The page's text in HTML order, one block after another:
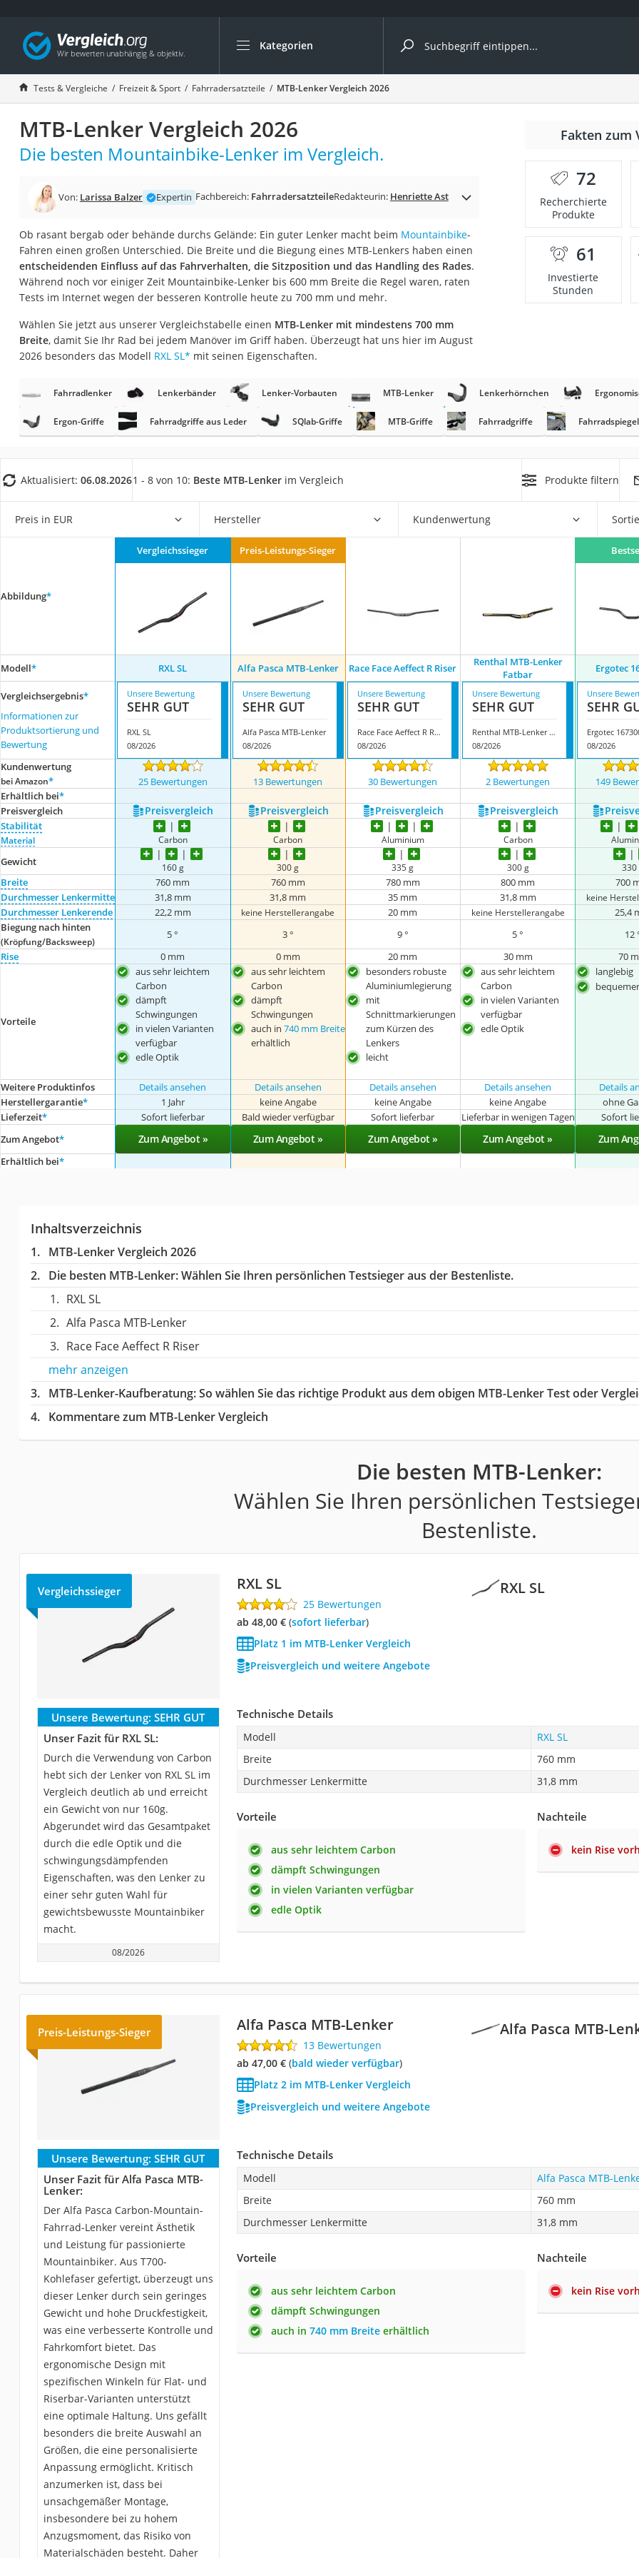
Kategorien
Die beliebtesten Vergleiche nach Kategorie
Freizeit & Sport
Gartentrampolin
Trampolin
Metalldetektor
Trampolin 366 cm
Aluminium-Koffer
Futterboot
Air Bike
Trekkingschuhe Herren
Reisetasche mit Rollen
Koffer
Nachtsichtgerät
Wanderschuhe Herren
Sicherheitsweste Reiten
Service
Tests & Vergleiche Freizeit & Sport Fahrradersatzteile MTB-Lenker Vergleich 2026
MTB-Lenker Vergleich 2026
Die besten Mountainbike-Lenker im Vergleich.
Von: Larissa Balzer Expertin Fachbereich: FahrradersatzteileRedakteurin: Henriette Ast
Ob rasant bergab oder behände durchs Gelände: Ein guter Lenker macht beim Mountainbike-
Fahren einen großen Unterschied. Die Breite und die Biegung eines MTB-Lenkers haben einen
entscheidenden Einfluss auf das Fahrverhalten, die Sitzposition und das Handling des Rades.
Während noch vor einiger Zeit Mountainbike-Lenker bis 600 mm Breite die Regel waren, raten
Tests im Internet wegen der besseren Kontrolle heute zu 700 mm und mehr.
Wählen Sie jetzt aus unserer Vergleichstabelle einen MTB-Lenker mit mindestens 700 mm
Breite, damit Sie Ihr Rad bei jedem Manöver im Griff haben. Überzeugt hat uns hier im August
2026 besonders das Modell RXL SL* mit seinen Eigenschaften.
Fakten zum
72
Recherchierte
Produkte
61
Investierte
Stunden
Fahrradlenker Lenkerbänder Lenker-Vorbauten MTB-Lenker Lenkerhörnchen
Ergon-Griffe Fahrradgriffe aus Leder SQlab-Griffe MTB-Griffe Fahrradgriffe Fahrradspiegel
Aktualisiert: 06.08.20261 - 8 von 10: Beste MTB-Lenker im Vergleich Produkte filtern
Preis in EUR Hersteller Kundenwertung
Abbildung*
Vergleichssieger Preis-Leistungs-Sieger
Modell* RXL SL Alfa Pasca MTB-Lenker Race Face Aeffect R Riser
Renthal MTB-Lenker
Fatbar
Ergotec
Vergleichsergebnis*
Informationen zur
Produktsortierung und
Bewertung
Unsere Bewertung
SEHR GUT
RXL SL
08/2026
Unsere Bewertung
SEHR GUT
Alfa Pasca MTB-Lenker
08/2026
Unsere Bewertung
SEHR GUT
Race Face Aeffect R Riser
08/2026
Unsere Bewertung
SEHR GUT
Renthal MTB-Lenker Fatbar
08/2026
Unsere
SEHR
Ergotec
08/2026
Kundenwertung
bei Amazon* 25 Bewertungen 13 Bewertungen 30 Bewertungen 2 Bewertungen 149
Erhältlich bei*
Preis­vergleich
Preis­vergleich Preis­vergleich Preis­vergleich Preis­vergleich
Stabilität
Material Carbon Carbon Aluminium Carbon
Gewicht 160 g 300 g 335 g 300 g 330
Breite 760 mm 760 mm 780 mm 800 mm 700
Durchmesser Lenkermitte
31,8 mm 31,8 mm 35 mm 31,8 mm keine
Durchmesser Lenkerende
22,2 mm keine Herstellerangabe 20 mm keine Herstellerangabe 25,4
Biegung nach hinten
(Kröpfung/Backsweep)
5 ° 3 ° 9 ° 5 ° 12
Rise
0 mm 0 mm 20 mm 30 mm 70
Vorteile
aus sehr leichtem
Carbon
dämpft
Schwingungen
in vielen Varianten
verfügbar
edle Optik
aus sehr leichtem
Carbon
dämpft
Schwingungen
auch in 740 mm Breite
erhältlich
besonders robuste
Aluminiumlegierung
mit
Schnittmarkierungen
zum Kürzen des
Lenkers
leicht
aus sehr leichtem
Carbon
in vielen Varianten
verfügbar
edle Optik
langlebig
Weitere Produktinfos
Details ansehen Details ansehen Details ansehen Details ansehen Details
Herstellergarantie* 1 Jahr keine Angabe keine Angabe keine Angabe ohne
Lieferzeit* Sofort lieferbar Bald wieder verfügbar Sofort lieferbar Lieferbar in wenigen Tagen Sofort
Zum Angebot* Zum Angebot » Zum Angebot » Zum Angebot » Zum Angebot » Zum
Erhältlich bei*
Inhaltsverzeichnis
MTB-Lenker Vergleich 2026
Die besten MTB-Lenker:Wählen Sie Ihren persönlichen Testsieger aus der Bestenliste.
RXL SL
Alfa Pasca MTB-Lenker
Race Face Aeffect R Riser
mehr anzeigen
MTB-Lenker-Kaufberatung: So wählen Sie das richtige Produkt aus dem obigen MTB-Lenker Test oder
Kommentare zum MTB-Lenker Vergleich
Die besten MTB-Lenker:
Wählen Sie Ihren persönlichen
Bestenliste.
RXL SL
Vergleichssieger RXL SL
25 Bewertungen
ab 48,00 €( Sofort lieferbar)
Platz 1 im MTB-Lenker Vergleich
Preisvergleich und weitere Angebote
Unsere Bewertung: SEHR GUT
Unser Fazit für RXL SL:
Durch die Verwendung von Carbon
hebt sich der Lenker von RXL SL im
Vergleich deutlich ab und erreicht
ein Gewicht von nur 160g.
Abgerundet wird das Gesamtpaket
durch die edle Optik und die
schwingungsdämpfenden
Eigenschaften, was den Lenker zu
einer sehr guten Wahl für
gewichtsbewusste Mountainbiker
macht.
08/2026
Technische Details
Modell
RXL SL
Breite
760 mm
Durchmesser Lenkermitte
31,8 mm
Vorteile
aus sehr leichtem Carbon
dämpft Schwingungen
in vielen Varianten verfügbar
edle Optik
Nachteile
kein Rise
Alfa Pasca MTB-
Preis-Leistungs-Sieger Alfa Pasca MTB-Lenker
13 Bewertungen
ab 47,00 €( Bald wieder verfügbar)
Platz 2 im MTB-Lenker Vergleich
Preisvergleich und weitere Angebote
Unsere Bewertung: SEHR GUT
Unser Fazit für Alfa Pasca MTB-
Lenker:
Der Alfa Pasca Carbon-Mountain-
Fahrrad-Lenker vereint Ästhetik
und Leistung für passionierte
Mountainbiker. Aus T700-
Kohlefaser gefertigt, überzeugt uns
dieser Lenker durch sein geringes
Gewicht und hohe Druckfestigkeit,
was eine verbesserte Kontrolle und
Fahrkomfort bietet. Das
ergonomische Design mit
spezifischen Winkeln für Flat- und
Riserbar-Varianten unterstützt
eine optimale Haltung. Uns gefällt
besonders die breite Auswahl an
Größen, die eine personalisierte
Anpassung ermöglicht. Kritisch
anzumerken ist, dass bei
unsachgemäßer Montage,
insbesondere bei zu hohem
Anzugsmoment, das Risiko von
Materialschäden besteht. Daher
Technische Details
Modell
Alfa Pasca MTB-
Breite
760 mm
Durchmesser Lenkermitte
31,8 mm
Vorteile
aus sehr leichtem Carbon
dämpft Schwingungen
auch in 740 mm Breiteerhältlich
Nachteile
kein Rise